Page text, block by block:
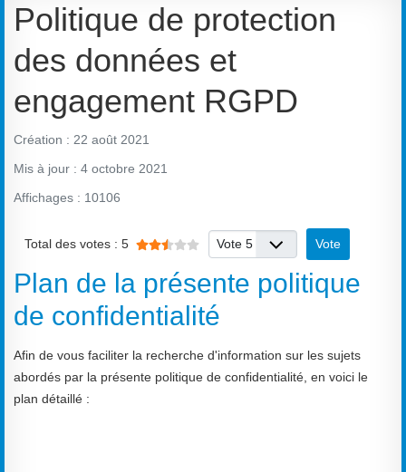
Politique de protection
des données et
engagement RGPD
Création : 22 août 2021
Mis à jour : 4 octobre 2021
Affichages : 10106
Total des votes : 5 Veuillez voter
Plan de la présente politique
de confidentialité
Afin de vous faciliter la recherche d'information sur les sujets
abordés par la présente politique de confidentialité, en voici le
plan détaillé :